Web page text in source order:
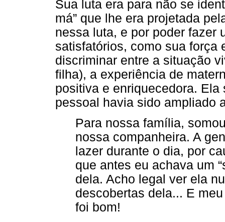
Sua luta era para não se
má” que lhe era projetada
nessa luta, e por poder fazer
satisfatórios, como sua força
discriminar entre a situação
filha), a experiência de
positiva e enriquecedora.
pessoal havia sido ampliado
Para nossa família,
nossa companheira. A
lazer durante o dia, por
que antes eu achava um
dela. Acho legal ver ela
descobertas dela... E
foi bom!